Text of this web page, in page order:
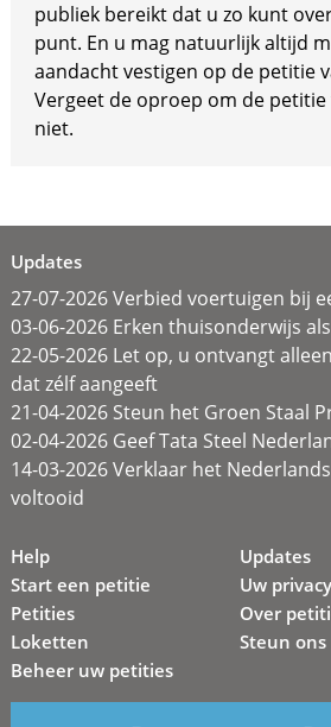
publiek bereikt dat u zo kunt
punt. En u mag natuurlijk altijd
aandacht vestigen op de petitie
Vergeet de oproep om de
niet.
Updates
27-07-2026 Verbied voertuigen bij
03-06-2026 Erken thuisonderwijs
22-05-2026 Let op, u ontvangt
dat zélf aangeeft
21-04-2026 Steun het Groen Staal
02-04-2026 Geef Tata Steel
14-03-2026 Verklaar het
voltooid
Help
Start een petitie
Petities
Loketten
Beheer uw petities
Updates
Uw privacy
Over
Steun ons